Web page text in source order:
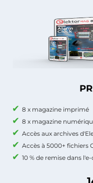
8 x magazine imprimé
8 x magazine
Accès aux archives
Accès à 5000+ fichiers
10 % de remise dans